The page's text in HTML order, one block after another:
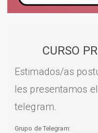
CURSO
Estimados/as
les presentamos
telegram.
Grupo de Telegram: